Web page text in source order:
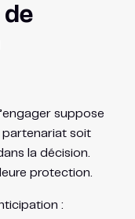
suppose
partenariat soit
la décision.
protection.
: